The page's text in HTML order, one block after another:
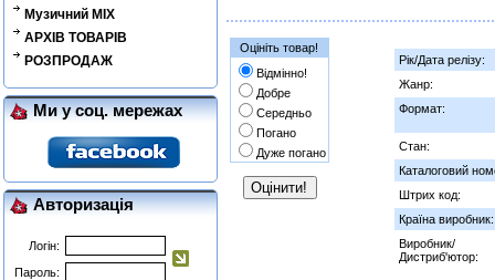
Музичний MIX
АРХІВ ТОВАРІВ
РОЗПРОДАЖ
Ми у соц. мережах
Авторизація
Логін:
Пароль:
Оцініть товар!
Відмінно!
Добре
Середньо
Погано
Дуже погано
Рік/Дата релізу:
Жанр:
Формат:
Стан:
Каталоговий
Штрих код:
Країна виробник:
Виробник/
Дистриб'ютор: